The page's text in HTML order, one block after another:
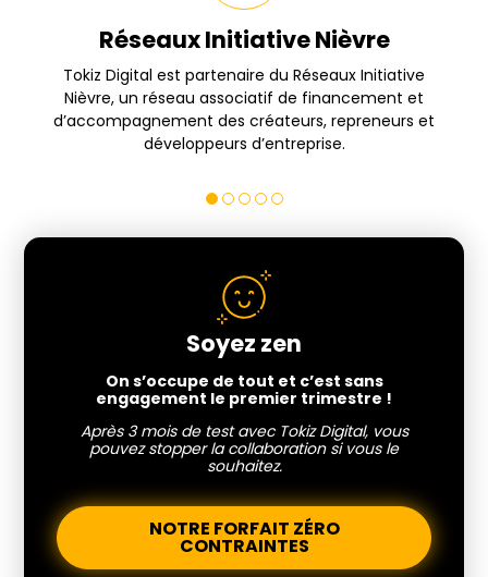
Réseaux Initiative Nièvre
Tokiz Digital est partenaire du Réseaux Initiative
Nièvre, un réseau associatif de financement et
d’accompagnement des créateurs, repreneurs et
développeurs d’entreprise.
Soyez zen
On s’occupe de tout et c’est sans
engagement le premier trimestre !
Après 3 mois de test avec Tokiz Digital, vous
pouvez stopper la collaboration si vous le
souhaitez.
NOTRE FORFAIT ZÉRO
CONTRAINTES